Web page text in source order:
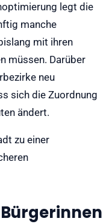
legt die
manche
mit ihren
müssen. Darüber
neu
sich die Zuordnung
ändert.
zu einer